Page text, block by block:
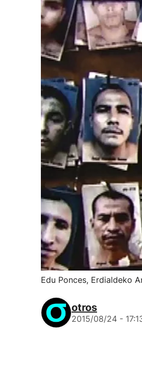
Edu Ponces, Erdialdeko
otros
2015/08/24 -